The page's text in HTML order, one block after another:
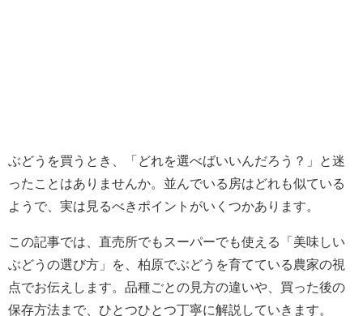
ぶどうを買うとき、「どれを選べばいいんだろう？」と迷
ったことはありませんか。並んでいる房はどれも似ている
ようで、実は見るべきポイントがいくつかあります。
この記事では、直売所でもスーパーでも使える「美味しい
ぶどうの選び方」を、柏原でぶどうを育てている農家の視
点でお伝えします。品種ごとの見方の違いや、買った後の
保存方法まで、ひとつひとつ丁寧に解説していきます。